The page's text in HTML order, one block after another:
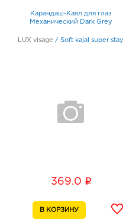
Карандаш-Каял для глаз
Механический Dark Grey
LUX visage / Soft kajal super stay
369.0 i